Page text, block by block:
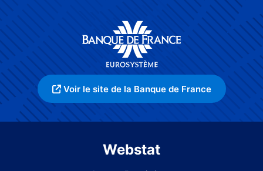
Voir le site de la Banque de France
Webstat